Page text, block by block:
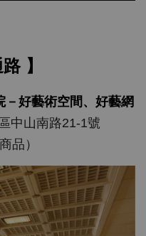
】
－好藝術空間、好藝網
中山南路21-1號
品）